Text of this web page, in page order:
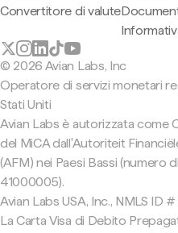
Convertitore di valute
© 2026 Avian Labs, Inc
Operatore di servizi monetari
Stati Uniti
Avian Labs è autorizzata come
del MiCA dall'Autoriteit
(AFM) nei Paesi Bassi (numero
41000005).
Avian Labs USA, Inc., NMLS ID
La Carta Visa di Debito